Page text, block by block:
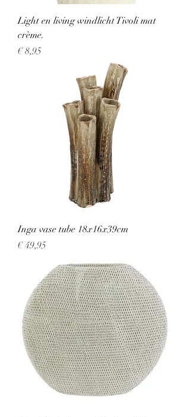
Light en living windlicht Tivoli mat
crème.
Prijs
€ 8,95
Inga vase tube 18x16x39cm
Prijs
€ 49,95